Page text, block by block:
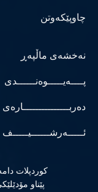
چاوپێکەوتن
نەخشەی ماڵپەڕ
پــــەیـــــوەنــــــدی
دەربـــــــــــــــارەی
ئـــــەرشــــــیـــــف
كوردپلات
پێناو